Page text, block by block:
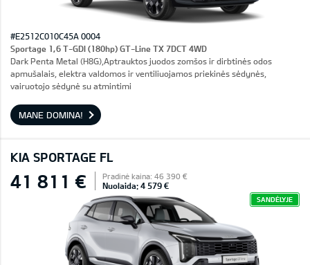
#E2512C010C45A 0004
Sportage 1,6 T-GDI (180hp) GT-Line TX 7DCT 4WD
Dark Penta Metal (H8G),Aptrauktos juodos zomšos ir dirbtinės odos
apmušalais, elektra valdomos ir ventiliuojamos priekinės sėdynės,
vairuotojo sėdynė su atmintimi
MANE DOMINA!
KIA SPORTAGE FL
41 811 € Pradinė kaina: 46 390 €
Nuolaida: 4 579 €
SANDĖLYJE